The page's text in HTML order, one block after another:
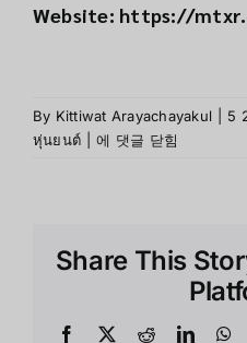
Website: https://
By Kittiwat Arayachayakul 5
หุ่นยนต์
“เกม
คอ
ไม่
에 댓글 닫힘
Share This
Facebook
X Reddit